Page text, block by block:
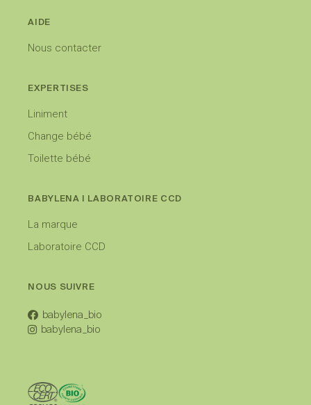
AIDE
Nous contacter
EXPERTISES
Liniment
Change bébé
Toilette bébé
BABYLENA I LABORATOIRE CCD
La marque
Laboratoire CCD
NOUS SUIVRE
babylena_bio
babylena_bio